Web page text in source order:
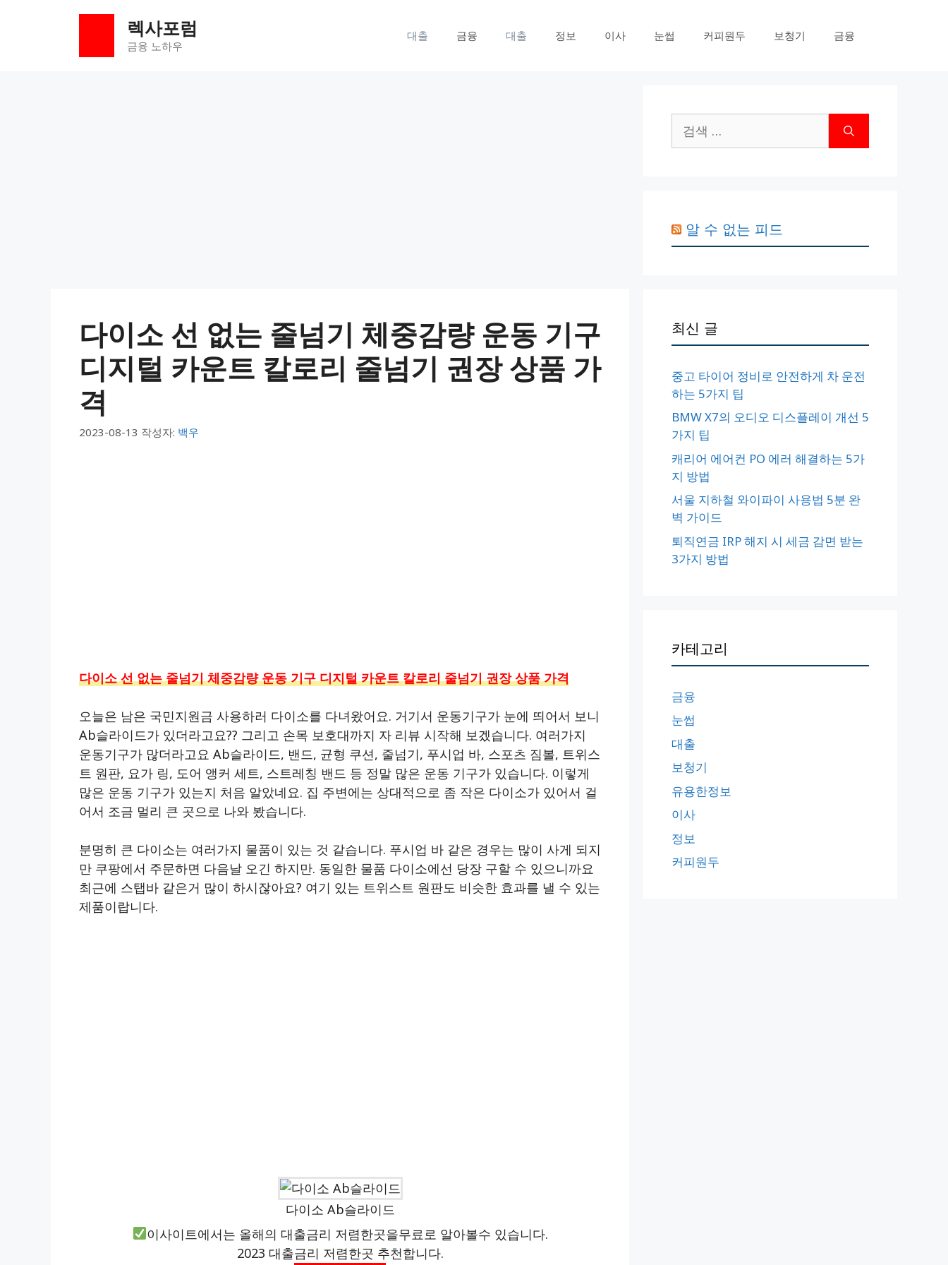
렉사포럼
금융 노하우
대출 금융 대출 정보 이사 눈썹 커피원두 보청기 금융
다이소 선 없는 줄넘기 체중감량 운동 기구
디지털 카운트 칼로리 줄넘기 권장 상품 가
격
2023-08-13 작성자: 백우
다이소 선 없는 줄넘기 체중감량 운동 기구 디지털 카운트 칼로리 줄넘기 권장 상품 가격
오늘은 남은 국민지원금 사용하러 다이소를 다녀왔어요. 거기서 운동기구가 눈에 띄어서 보니
Ab슬라이드가 있더라고요?? 그리고 손목 보호대까지 자 리뷰 시작해 보겠습니다. 여러가지
운동기구가 많더라고요 Ab슬라이드, 밴드, 균형 쿠션, 줄넘기, 푸시업 바, 스포츠 짐볼, 트위스
트 원판, 요가 링, 도어 앵커 세트, 스트레칭 밴드 등 정말 많은 운동 기구가 있습니다. 이렇게
많은 운동 기구가 있는지 처음 알았네요. 집 주변에는 상대적으로 좀 작은 다이소가 있어서 걸
어서 조금 멀리 큰 곳으로 나와 봤습니다.
분명히 큰 다이소는 여러가지 물품이 있는 것 같습니다. 푸시업 바 같은 경우는 많이 사게 되지
만 쿠팡에서 주문하면 다음날 오긴 하지만. 동일한 물품 다이소에선 당장 구할 수 있으니까요
최근에 스탭바 같은거 많이 하시잖아요? 여기 있는 트위스트 원판도 비슷한 효과를 낼 수 있는
제품이랍니다.
다이소 Ab슬라이드
이사이트에서는 올해의 대출금리 저렴한곳을무료로 알아볼수 있습니다.
2023 대출금리 저렴한곳 추천합니다.
색:
알 수 없는 피드
최신 글
중고 타이어 정비로 안전하게 차 운전
하는 5가지 팁
BMW X7의 오디오 디스플레이 개선 5
가지 팁
캐리어 에어컨 PO 에러 해결하는 5가
지 방법
서울 지하철 와이파이 사용법 5분 완
벽 가이드
퇴직연금 IRP 해지 시 세금 감면 받는
3가지 방법
카테고리
금융
눈썹
대출
보청기
유용한정보
이사
정보
커피원두